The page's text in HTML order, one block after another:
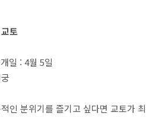
토
일 : 4월 5일
인 분위기를 즐기고 싶다면 교토가 최